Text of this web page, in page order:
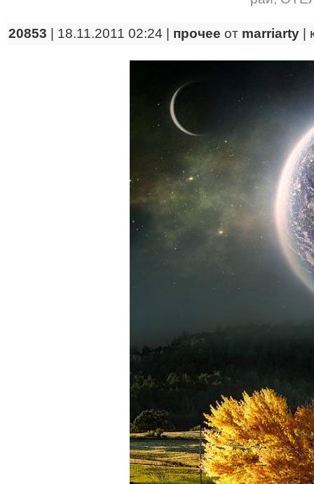
20853 | 18.11.2011 02:24 | прочее от marriarty